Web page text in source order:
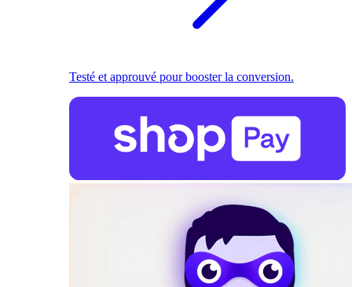
Testé et approuvé pour booster la conversion.